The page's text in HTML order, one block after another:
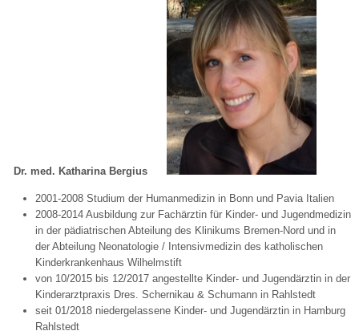
Dr. med. Katharina Bergius
2001-2008 Studium der Humanmedizin in Bonn und Pavia Italien
2008-2014 Ausbildung zur Fachärztin für Kinder- und Jugendmedizin
in der pädiatrischen Abteilung des Klinikums Bremen-Nord und in
der Abteilung Neonatologie / Intensivmedizin des katholischen
Kinderkrankenhaus Wilhelmstift
von 10/2015 bis 12/2017 angestellte Kinder- und Jugendärztin in der
Kinderarztpraxis Dres. Schernikau & Schumann in Rahlstedt
seit 01/2018 niedergelassene Kinder- und Jugendärztin in Hamburg
Rahlstedt